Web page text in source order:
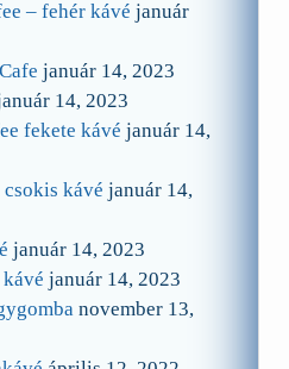
– fehér kávé január
január 14, 2023
14, 2023
fekete kávé január 14,
kávé január 14,
január 14, 2023
január 14, 2023
november 13,